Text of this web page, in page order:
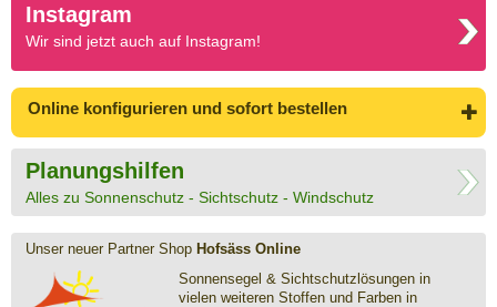
Instagram
Wir sind jetzt auch auf Instagram!
Online konfigurieren und sofort bestellen
Planungshilfen
Alles zu Sonnenschutz - Sichtschutz - Windschutz
Unser neuer Partner Shop Hofsäss Online
Sonnensegel & Sichtschutz­lösungen in
vielen weiteren Stoffen und Farben in